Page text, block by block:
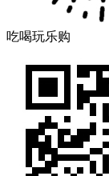
吃喝玩乐购